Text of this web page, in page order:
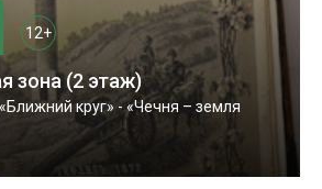
12+
зона (2 этаж)
круг» - «Чечня – земля